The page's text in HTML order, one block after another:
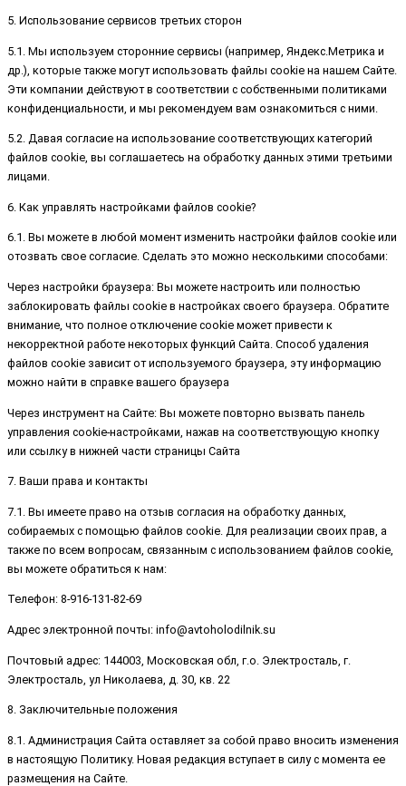
5. Использование сервисов третьих сторон
5.1. Мы используем сторонние сервисы (например, Яндекс.Метрика и
др.), которые также могут использовать файлы cookie на нашем Сайте.
Эти компании действуют в соответствии с собственными политиками
конфиденциальности, и мы рекомендуем вам ознакомиться с ними.
5.2. Давая согласие на использование соответствующих категорий
файлов cookie, вы соглашаетесь на обработку данных этими третьими
лицами.
6. Как управлять настройками файлов cookie?
6.1. Вы можете в любой момент изменить настройки файлов cookie или
отозвать свое согласие. Сделать это можно несколькими способами:
Через настройки браузера: Вы можете настроить или полностью
заблокировать файлы cookie в настройках своего браузера. Обратите
внимание, что полное отключение cookie может привести к
некорректной работе некоторых функций Сайта. Способ удаления
файлов cookie зависит от используемого браузера, эту информацию
можно найти в справке вашего браузера
Через инструмент на Сайте: Вы можете повторно вызвать панель
управления cookie-настройками, нажав на соответствующую кнопку
или ссылку в нижней части страницы Сайта
7. Ваши права и контакты
7.1. Вы имеете право на отзыв согласия на обработку данных,
собираемых с помощью файлов cookie. Для реализации своих прав, а
также по всем вопросам, связанным с использованием файлов cookie,
вы можете обратиться к нам:
Телефон: 8-916-131-82-69
Адрес электронной почты: info@avtoholodilnik.su
Почтовый адрес: 144003, Московская обл, г.о. Электросталь, г.
Электросталь, ул Николаева, д. 30, кв. 22
8. Заключительные положения
8.1. Администрация Сайта оставляет за собой право вносить изменения
в настоящую Политику. Новая редакция вступает в силу с момента ее
размещения на Сайте.